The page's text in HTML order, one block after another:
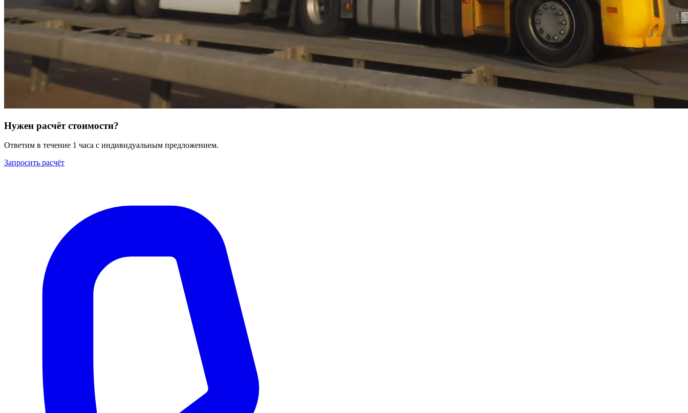
Нужен расчёт стоимости?
Ответим в течение 1 часа с индивидуальным предложением.
Запросить расчёт